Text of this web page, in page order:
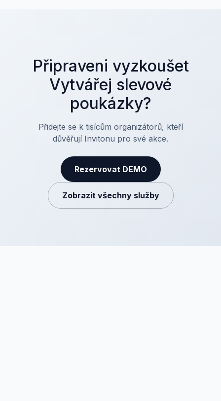
Připraveni vyzkoušet
Vytvářej slevové
poukázky?
Přidejte se k tisícům organizátorů, kteří
důvěřují Invitonu pro své akce.
Rezervovat DEMO
Zobrazit všechny služby